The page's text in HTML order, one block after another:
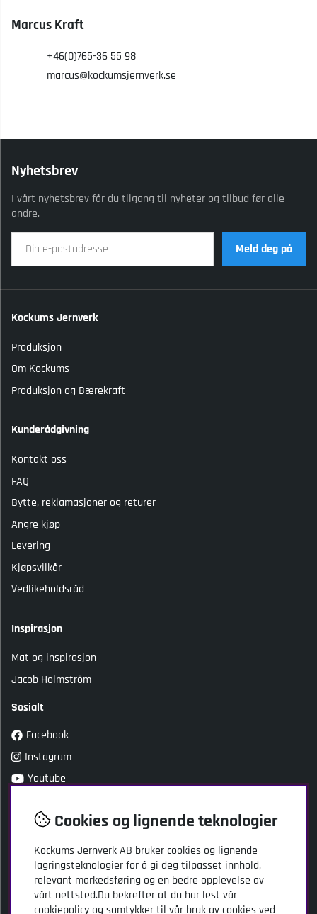
Marcus Kraft
+46(0)765-36 55 98
marcus@kockumsjernverk.se
Nyhetsbrev
I vårt nyhetsbrev får du tilgang til nyheter og tilbud før alle
andre.
Meld deg på
Kockums Jernverk
Produksjon
Om Kockums
Produksjon og Bærekraft
Kunderådgivning
Kontakt oss
FAQ
Bytte, reklamasjoner og returer
Angre kjøp
Levering
Kjøpsvilkår
Vedlikeholdsråd
Inspirasjon
Mat og inspirasjon
Jacob Holmström
Sosialt
Facebook
Instagram
Youtube
Kockums Jernverk AB
Adresse: Stansgatan 2
SE-334 32 Anderstorp
Sverige
Cookies og lignende teknologier
Kockums Jernverk AB bruker cookies og lignende
lagringsteknologier for å gi deg tilpasset innhold,
relevant markedsføring og en bedre opplevelse av
vårt nettsted.Du bekrefter at du har lest vår
cookiepolicy og samtykker til vår bruk av cookies ved